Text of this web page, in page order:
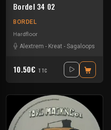
Bordel 34 02
BORDEL
Hardfloor
Alextrem - Kreat - Sagaloops
10.50€ TTC